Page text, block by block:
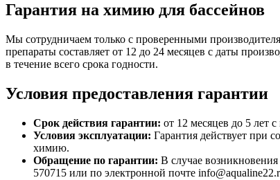
Гарантия на химию для бассейнов
Мы сотрудничаем только с проверенными
препараты составляет от 12 до 24 месяцев с даты
в течение всего срока годности.
Условия предоставления гарантии
Срок действия гарантии: от 12 месяцев до 5 лет
Условия эксплуатации: Гарантия действует при
химию.
Обращение по гарантии: В случае
570715 или по электронной почте